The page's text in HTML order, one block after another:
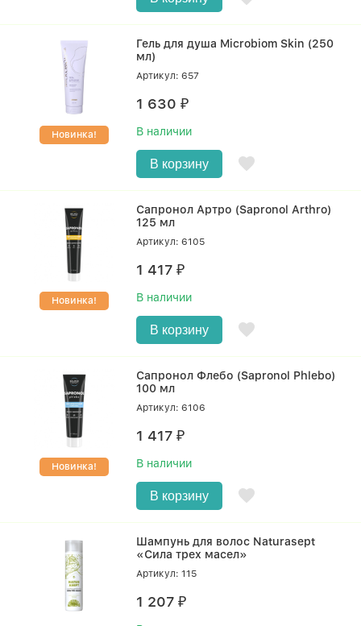
Новинка!
Гель для душа Microbiom Skin (250
мл)
Артикул: 657
1 630₽
В наличии
В корзину
Новинка!
Сапронол Артро (Sapronol Arthro)
125 мл
Артикул: 6105
1 417₽
В наличии
В корзину
Новинка!
Сапронол Флебо (Sapronol Phlebo)
100 мл
Артикул: 6106
1 417₽
В наличии
В корзину
Шампунь для волос Naturasept
«Сила трех масел»
Артикул: 115
1 207₽